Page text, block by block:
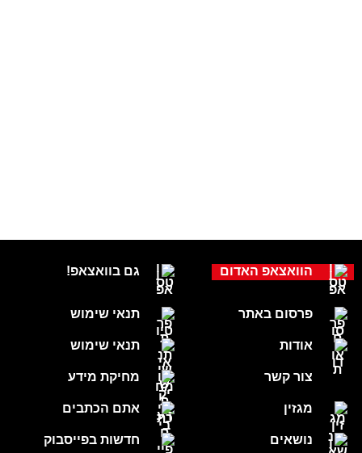
גם בוואצאפ!
תנאי שימוש
תנאי שימוש
מחיקת מידע
אתם הכתבים
חדשות בפייסבוק
הוואצאפ האדום
פרסום באתר
אודות
צור קשר
מגזין
נושאים